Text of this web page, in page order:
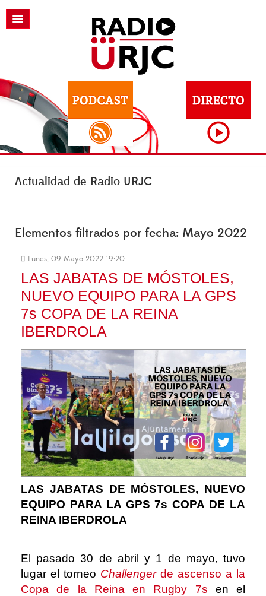
Actualidad de Radio URJC
Elementos filtrados por fecha: Mayo 2022
Lunes, 09 Mayo 2022 19:20
LAS JABATAS DE MÓSTOLES,
NUEVO EQUIPO PARA LA GPS
7s COPA DE LA REINA
IBERDROLA
LAS JABATAS DE MÓSTOLES, NUEVO
EQUIPO PARA LA GPS 7s COPA DE LA
REINA IBERDROLA
El pasado 30 de abril y 1 de mayo, tuvo
lugar el torneo Challengerde ascenso a la
Copa de la Reina en Rugby 7s en el